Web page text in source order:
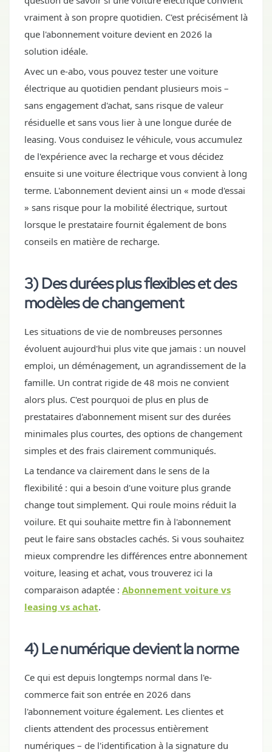
vraiment à son propre quotidien. C'est précisément là
que l'abonnement voiture devient en 2026 la
solution idéale.
Avec un e-abo, vous pouvez tester une voiture
électrique au quotidien pendant plusieurs mois –
sans engagement d'achat, sans risque de valeur
résiduelle et sans vous lier à une longue durée de
leasing. Vous conduisez le véhicule, vous accumulez
de l'expérience avec la recharge et vous décidez
ensuite si une voiture électrique vous convient à long
terme. L'abonnement devient ainsi un « mode d'essai
» sans risque pour la mobilité électrique, surtout
lorsque le prestataire fournit également de bons
conseils en matière de recharge.
3) Des durées plus flexibles et des
modèles de changement
Les situations de vie de nombreuses personnes
évoluent aujourd'hui plus vite que jamais : un nouvel
emploi, un déménagement, un agrandissement de la
famille. Un contrat rigide de 48 mois ne convient
alors plus. C'est pourquoi de plus en plus de
prestataires d'abonnement misent sur des durées
minimales plus courtes, des options de changement
simples et des frais clairement communiqués.
La tendance va clairement dans le sens de la
flexibilité : qui a besoin d'une voiture plus grande
change tout simplement. Qui roule moins réduit la
voilure. Et qui souhaite mettre fin à l'abonnement
peut le faire sans obstacles cachés. Si vous souhaitez
mieux comprendre les différences entre abonnement
voiture, leasing et achat, vous trouverez ici la
comparaison adaptée : Abonnement voiture vs
leasing vs achat.
4) Le numérique devient la norme
Ce qui est depuis longtemps normal dans l'e-
commerce fait son entrée en 2026 dans
l'abonnement voiture également. Les clientes et
clients attendent des processus entièrement
numériques – de l'identification à la signature du